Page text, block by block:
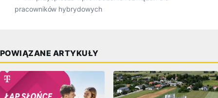
pracowników hybrydowych
POWIĄZANE ARTYKUŁY